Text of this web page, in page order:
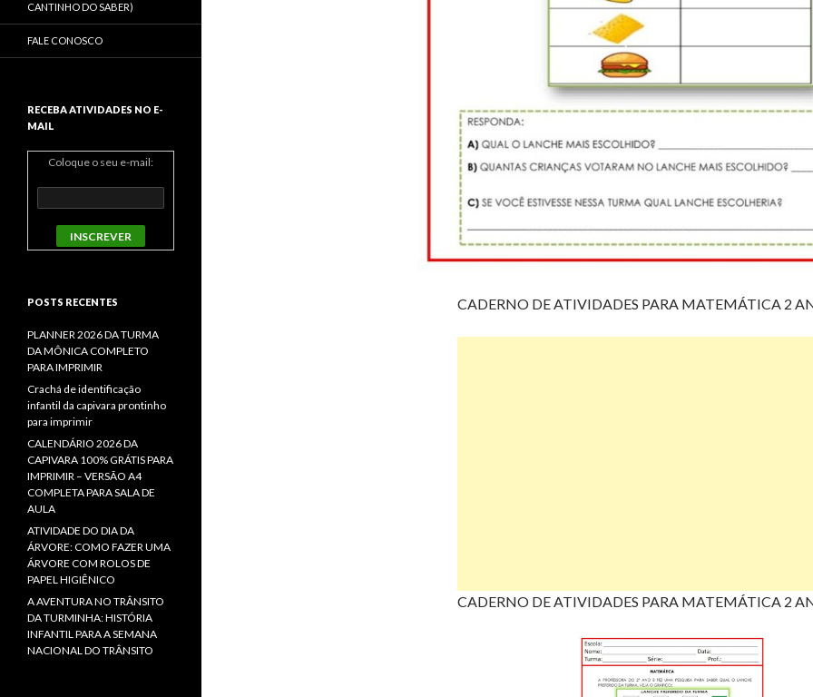
CADERNO DE ATIVIDADES PARA MATEMÁTICA 2
CADERNO DE ATIVIDADES PARA MATEMÁTICA 2
CANTINHO DO SABER)
FALE CONOSCO
RECEBA ATIVIDADES NO E-
MAIL
Coloque o seu e-mail:
POSTS RECENTES
PLANNER 2026 DA TURMA
DA MÔNICA COMPLETO
PARA IMPRIMIR
Crachá de identificação
infantil da capivara prontinho
para imprimir
CALENDÁRIO 2026 DA
CAPIVARA 100% GRÁTIS PARA
IMPRIMIR – VERSÃO A4
COMPLETA PARA SALA DE
AULA
ATIVIDADE DO DIA DA
ÁRVORE: COMO FAZER UMA
ÁRVORE COM ROLOS DE
PAPEL HIGIÊNICO
A AVENTURA NO TRÂNSITO
DA TURMINHA: HISTÓRIA
INFANTIL PARA A SEMANA
NACIONAL DO TRÂNSITO